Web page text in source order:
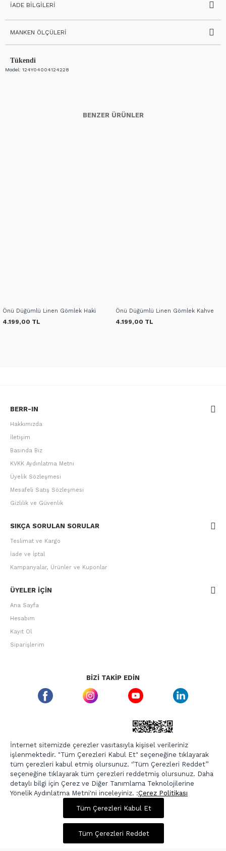
Tükendi
Model: 124Y04004124228
496,00 TL 1.985,00 TL
Sepette %20 İndirim
İADE BILGILERI
MANKEN ÖLÇÜLERI
BENZER ÜRÜNLER
Önü Düğümlü Linen Gömlek Haki̇
4.199,00 TL
Önü Düğümlü Linen Gömlek Kahve
4.199,00 TL
BERR-IN
Hakkımızda
İletişim
Basında Biz
KVKK Aydınlatma Metni
Üyelik Sözleşmesi
Mesafeli Satış Sözleşmesi
Gizlilik ve Güvenlik
SIKÇA SORULAN SORULAR
Teslimat ve Kargo
İade ve İptal
Kampanyalar, Ürünler ve Kuponlar
ÜYELER IÇIN
Ana Sayfa
Hesabım
Kayıt Ol
Siparişlerim
BIZI TAKIP EDIN
ETBIS GÜVEN DAMGASI
Copyright © 2026, Berr-In.com, Tüm Hakları Saklıdır.
Tüm Çerezleri Kabul Et
İnternet sitemizde çerezler vasıtasıyla kişisel verileriniz
işlenmektedir. "Tüm Çerezleri Kabul Et" seçeneğine tıklayarak
tüm çerezleri kabul etmiş olursunuz. ‘’Tüm Çerezleri Reddet’’
seçeneğine tıklayarak tüm çerezleri reddetmiş olursunuz. Daha
detaylı bilgi için Çerez ve Diğer Tanımlama Teknolojilerine
Yönelik Aydınlatma Metni'ni inceleyiniz. :Çerez Politikası
Tüm Çerezleri Reddet